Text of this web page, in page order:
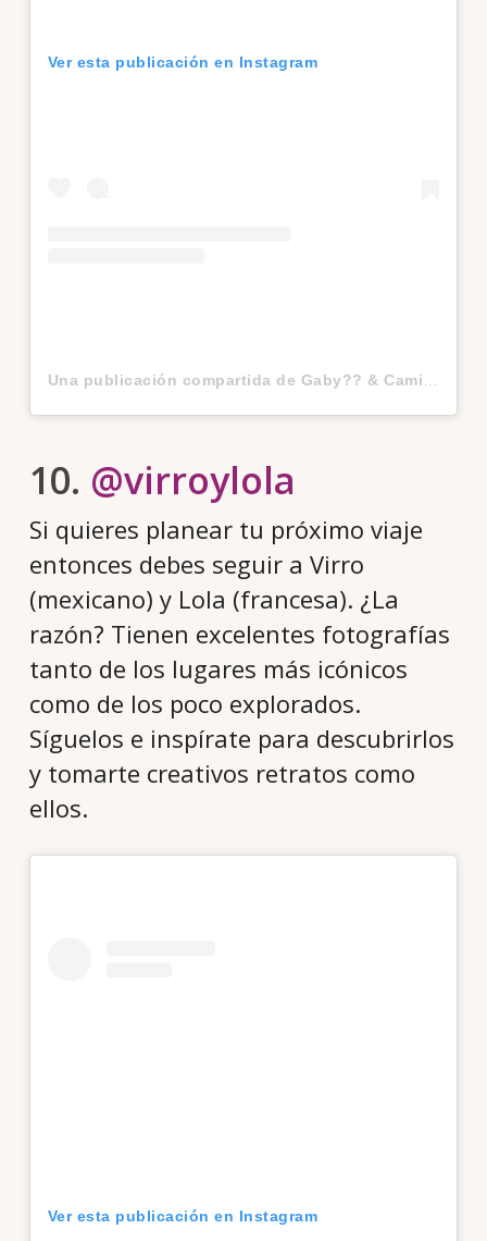
Ver esta publicación en Instagram
10. @virroylola
Si quieres planear tu próximo viaje
entonces debes seguir a Virro
(mexicano) y Lola (francesa). ¿La
razón? Tienen excelentes fotografías
tanto de los lugares más icónicos
como de los poco explorados.
Síguelos e inspírate para descubrirlos
y tomarte creativos retratos como
ellos.
Ver esta publicación en Instagram